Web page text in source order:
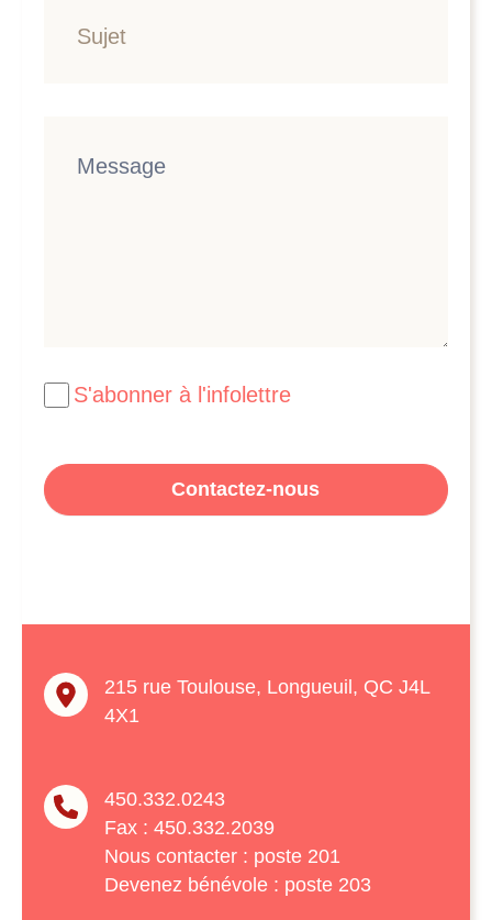
S'abonner à l'infolettre
Contactez-nous
215 rue Toulouse, Longueuil, QC J4L
4X1
450.332.0243
Fax : 450.332.2039
Nous contacter : poste 201
Devenez bénévole : poste 203